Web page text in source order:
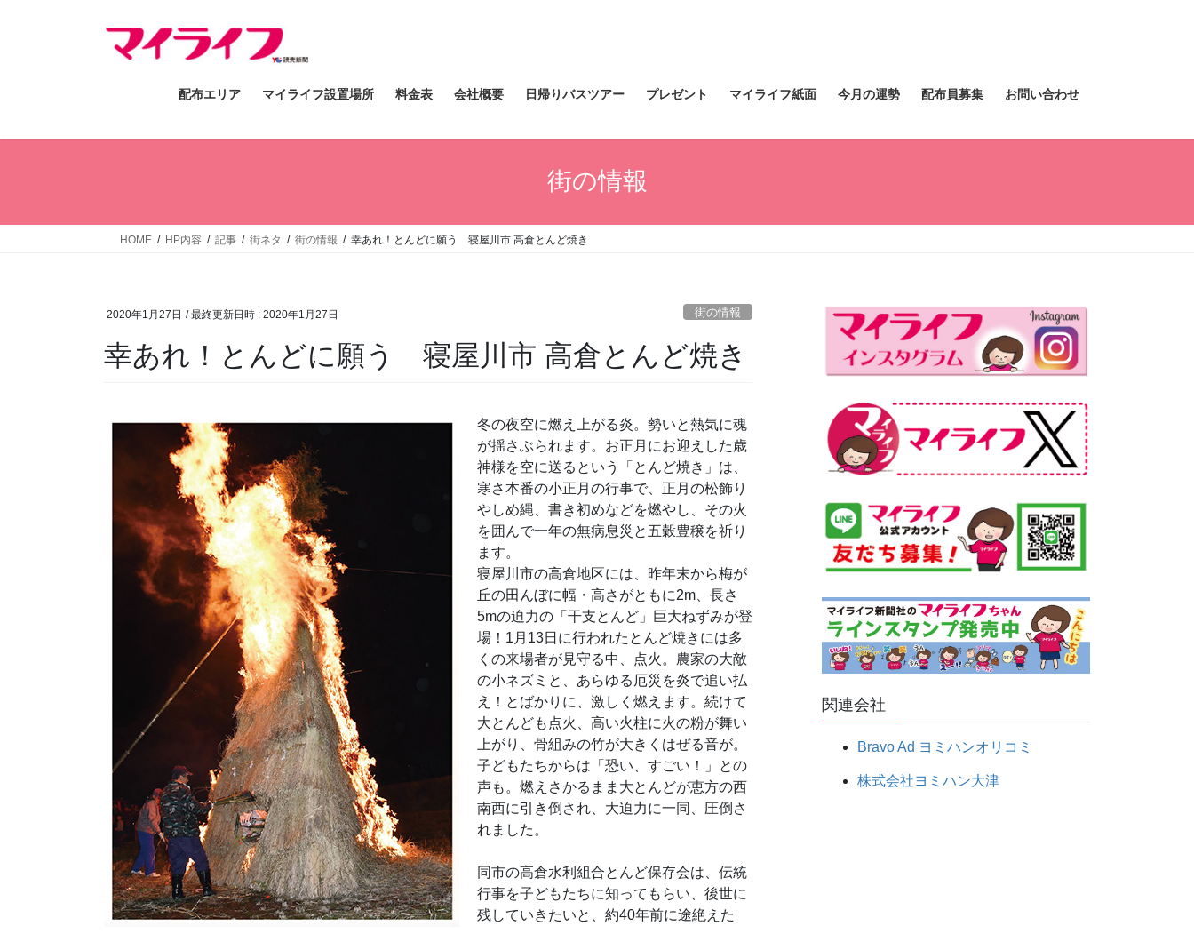
ス
ン
配布エリア マイライフ設置場所 料金表 会社概要 日帰りバスツアー プレゼント マイライフ紙面 今月の運勢 配布員募集 お問い合わせ
街の情報
HOME HP内容 記事 街ネタ 街の情報 幸あれ！とんどに願う 寝屋川市 高倉とんど焼き
2020年1月27日 / 最終更新日時 : 2020年1月27日 街の情報
幸あれ！とんどに願う 寝屋川市 高倉とんど焼き
冬の夜空に燃え上がる炎。勢いと熱気に魂
が揺さぶられます。お正月にお迎えした歳
神様を空に送るという「とんど焼き」は、
寒さ本番の小正月の行事で、正月の松飾り
やしめ縄、書き初めなどを燃やし、その火
を囲んで一年の無病息災と五穀豊穣を祈り
ます。
寝屋川市の高倉地区には、昨年末から梅が
丘の田んぼに幅・高さがともに2m、長さ
5mの迫力の「干支とんど」巨大ねずみが登
場！1月13日に行われたとんど焼きには多
くの来場者が見守る中、点火。農家の大敵
の小ネズミと、あらゆる厄災を炎で追い払
え！とばかりに、激しく燃えます。続けて
大とんども点火、高い火柱に火の粉が舞い
上がり、骨組みの竹が大きくはぜる音が。
子どもたちからは「恐い、すごい！」との
声も。燃えさかるまま大とんどが恵方の西
南西に引き倒され、大迫力に一同、圧倒さ
れました。
同市の高倉水利組合とんど保存会は、伝統
行事を子どもたちに知ってもらい、後世に
残していきたいと、約40年前に途絶えた
関連会社
Bravo Ad ヨミハンオリコミ
株式会社ヨミハン大津